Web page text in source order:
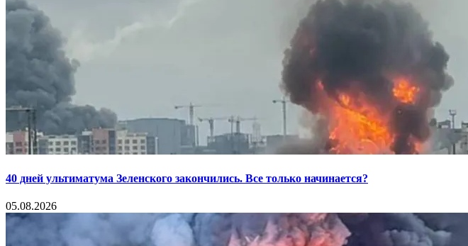
40 дней ультиматума Зеленского закончились. Все только начинается?
05.08.2026